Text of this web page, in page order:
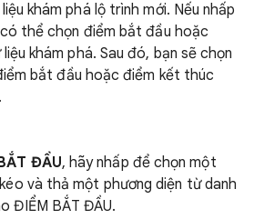
khám phá lộ trình mới. Nếu nhấp
thể chọn điểm bắt đầu hoặc
khám phá. Sau đó, bạn sẽ chọn
bắt đầu hoặc điểm kết thúc
ĐẦU, hãy nhấp để chọn một
và thả một phương diện từ danh
ĐIỂM BẮT ĐẦU.